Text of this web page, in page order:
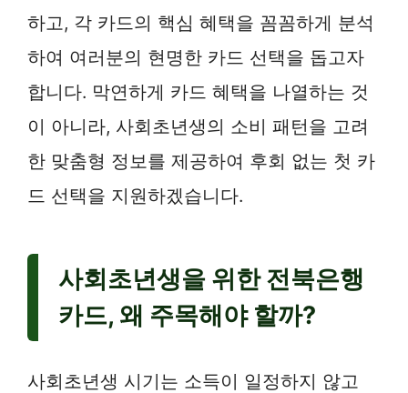
하고, 각 카드의 핵심 혜택을 꼼꼼하게 분석
하여 여러분의 현명한 카드 선택을 돕고자
합니다. 막연하게 카드 혜택을 나열하는 것
이 아니라, 사회초년생의 소비 패턴을 고려
한 맞춤형 정보를 제공하여 후회 없는 첫 카
드 선택을 지원하겠습니다.
사회초년생을 위한 전북은행
카드, 왜 주목해야 할까?
사회초년생 시기는 소득이 일정하지 않고